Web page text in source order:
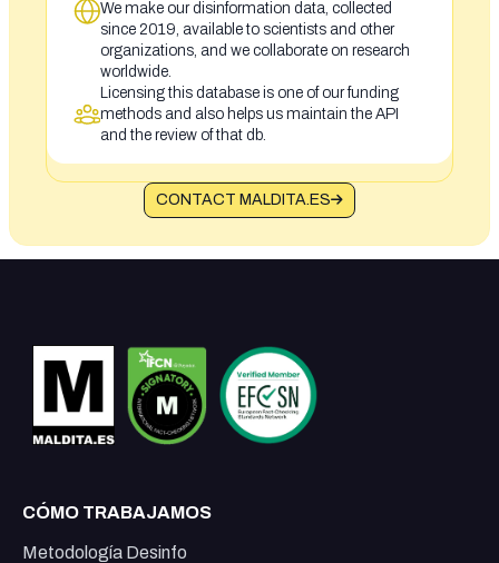
We make our disinformation data, collected
since 2019, available to scientists and other
organizations, and we collaborate on research
worldwide.
Licensing this database is one of our funding
methods and also helps us maintain the API
and the review of that db.
CONTACT MALDITA.ES
CÓMO TRABAJAMOS
Metodología Desinfo